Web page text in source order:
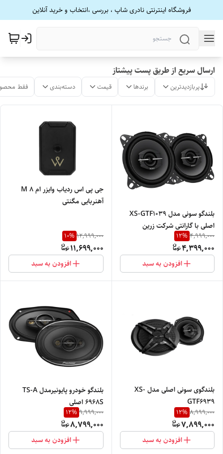
فروشگاه اینترنتی نادری شاپ ، بررسی ،انتخاب و خرید آنلاین
ارسال سریع از طریق پست پیشتاز
پربازدیدترین برندها قیمت دسته‌بندی فقط
بلندگو سونی مدل XS-GTF1039
اصلی با گارانتی شرکت زرین
الکترونیک امید
4,999,000
12%
4,399,000
افزودن به سبد
جی پی اس ردیاب وایزر ام ۸ M
آهنربایی مگنتی
12,999,000
10%
11,699,000
افزودن به سبد
بلندگوی سونی اصلی مدل XS-
GTF6939
8,999,000
12%
7,899,000
افزودن به سبد
بلندگو خودرو پایونیرمدل TS-A
6968S اصلی
9,999,000
12%
8,799,000
افزودن به سبد